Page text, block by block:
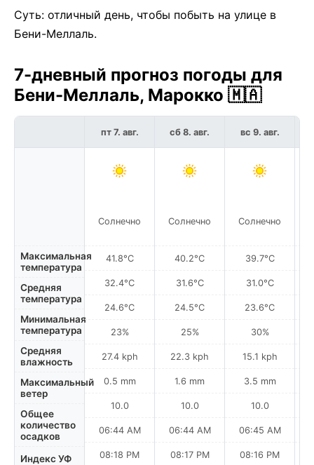
Суть: отличный день, чтобы побыть на улице в
Бени-Меллаль.
7-дневный прогноз погоды для
Бени-Меллаль, Марокко 🇲🇦
Максимальная
температура
Средняя
температура
Минимальная
температура
Средняя
влажность
Максимальный
ветер
Общее
количество
осадков
Индекс УФ
пт 7. авг.
Солнечно
41.8°C
32.4°C
24.6°C
23%
27.4 kph
0.5 mm
10.0
06:44 AM
08:18 PM
сб 8. авг.
Солнечно
40.2°C
31.6°C
24.5°C
25%
22.3 kph
1.6 mm
10.0
06:44 AM
08:17 PM
вс 9. авг.
Солнечно
39.7°C
31.0°C
23.6°C
30%
15.1 kph
3.5 mm
10.0
06:45 AM
08:16 PM